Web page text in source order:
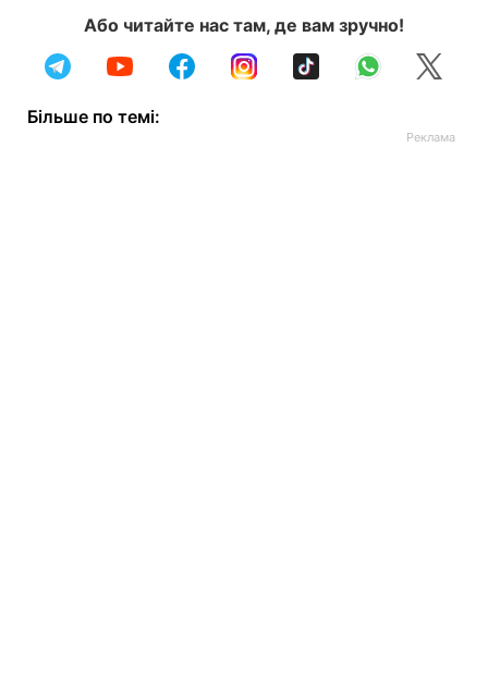
Або читайте нас там, де вам зручно!
Більше по темі: